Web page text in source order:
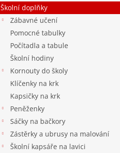
Školní doplňky
Zábavné učení
Pomocné tabulky
Počítadla a tabule
Školní hodiny
Kornouty do školy
Klíčenky na krk
Kapsičky na krk
Peněženky
Sáčky na bačkory
Zástěrky a ubrusy na malování
Školní kapsáře na lavici